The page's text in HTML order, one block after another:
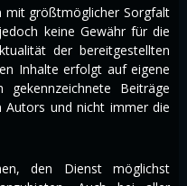
mit größtmöglicher Sorgfalt
keine Gewähr für die
der bereitgestellten
Inhalte erfolgt auf eigene
Beiträge
Autors und nicht immer die
den Dienst möglichst